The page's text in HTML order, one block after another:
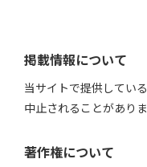
掲載情報について
当サイトで提供してい
中止されることがあり
著作権について